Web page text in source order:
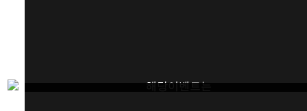
해당이벤트는